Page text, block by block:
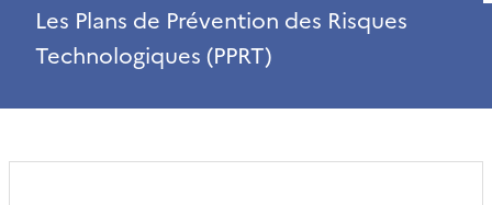
Les Plans de Prévention des Risques
Technologiques (PPRT)